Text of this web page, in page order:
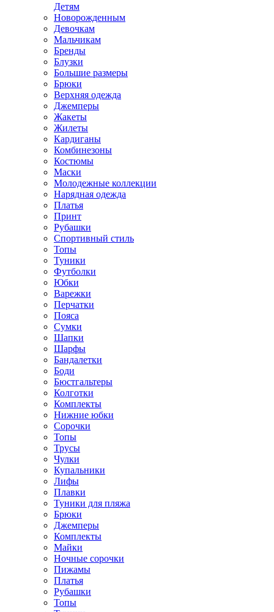
Детям
Новорожденным
Девочкам
Мальчикам
Бренды
Блузки
Большие размеры
Брюки
Верхняя одежда
Джемперы
Жакеты
Жилеты
Кардиганы
Комбинезоны
Костюмы
Маски
Молодежные коллекции
Нарядная одежда
Платья
Принт
Рубашки
Спортивный стиль
Топы
Туники
Футболки
Юбки
Варежки
Перчатки
Пояса
Сумки
Шапки
Шарфы
Бандалетки
Боди
Бюстгальтеры
Колготки
Комплекты
Нижние юбки
Сорочки
Топы
Трусы
Чулки
Купальники
Лифы
Плавки
Туники для пляжа
Брюки
Джемперы
Комплекты
Майки
Ночные сорочки
Пижамы
Платья
Рубашки
Топы